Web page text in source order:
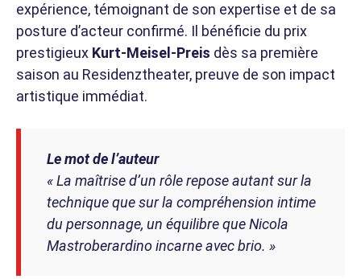
expérience, témoignant de son expertise et de sa
posture d’acteur confirmé. Il bénéficie du prix
prestigieux Kurt-Meisel-Preis dès sa première
saison au Residenztheater, preuve de son impact
artistique immédiat.
Le mot de l’auteur
« La maîtrise d’un rôle repose autant sur la
technique que sur la compréhension intime
du personnage, un équilibre que Nicola
Mastroberardino incarne avec brio. »